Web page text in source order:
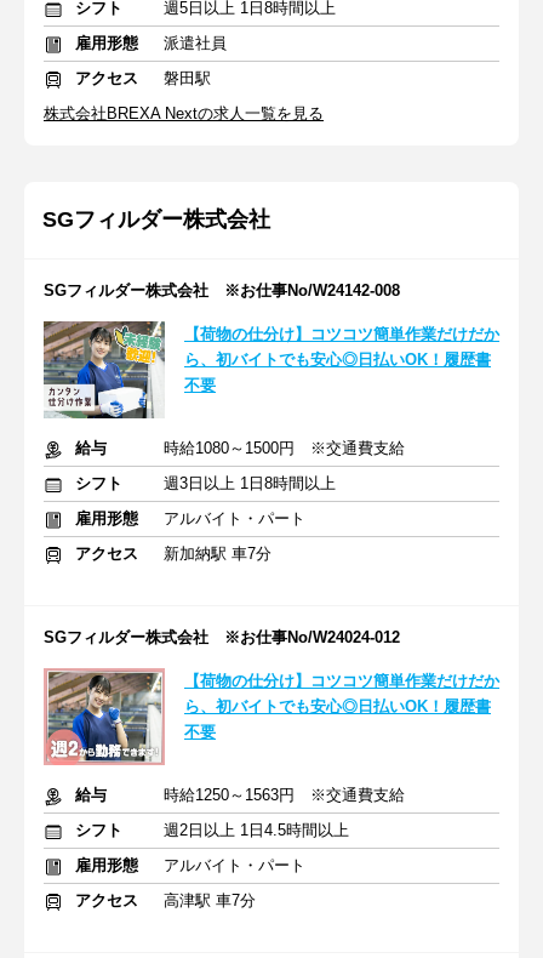
シフト
週5日以上 1日8時間以上
雇用形態
派遣社員
アクセス
磐田駅
株式会社BREXA Nextの求人一覧を見る
SGフィルダー株式会社
SGフィルダー株式会社 ※お仕事No/W24142-008
【荷物の仕分け】コツコツ簡単作業だけだか
ら、初バイトでも安心◎日払いOK！履歴書
不要
給与
時給1080～1500円 ※交通費支給
シフト
週3日以上 1日8時間以上
雇用形態
アルバイト・パート
アクセス
新加納駅 車7分
SGフィルダー株式会社 ※お仕事No/W24024-012
【荷物の仕分け】コツコツ簡単作業だけだか
ら、初バイトでも安心◎日払いOK！履歴書
不要
給与
時給1250～1563円 ※交通費支給
シフト
週2日以上 1日4.5時間以上
雇用形態
アルバイト・パート
アクセス
高津駅 車7分